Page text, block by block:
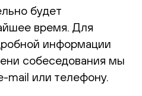
будет
время. Для
информации
собеседования мы
mail или телефону.